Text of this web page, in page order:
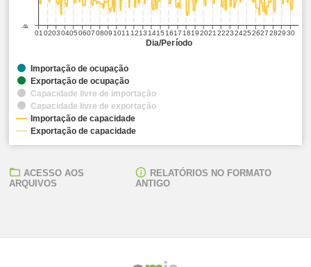
Dia/Período
01 0203040506070809 1011 1213 1415 1617 18192021 222324252627282930
-4k
Importação de ocupação
Exportação de ocupação
Capacidade livre de importação
Capacidade livre de exportação
Importação de capacidade
Exportação de capacidade
ACESSO AOS
ARQUIVOS
RELATÓRIOS NO FORMATO
ANTIGO